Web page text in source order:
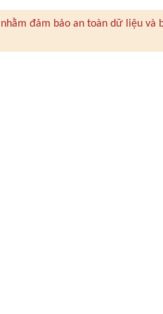
đảm bảo an toàn dữ liệu và